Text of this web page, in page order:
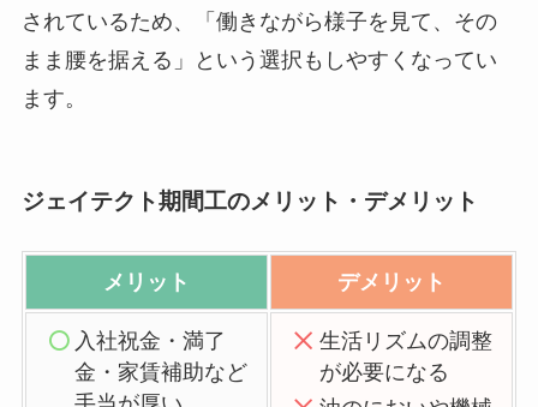
されているため、「働きながら様子を見て、その
まま腰を据える」という選択もしやすくなってい
ます。
ジェイテクト期間工のメリット・デメリット
メリット デメリット
入社祝金・満了
金・家賃補助など
生活リズムの調整
が必要になる